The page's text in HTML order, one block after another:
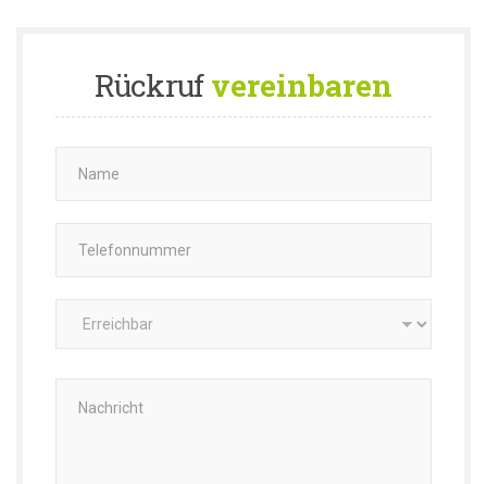
Rückrufvereinbaren